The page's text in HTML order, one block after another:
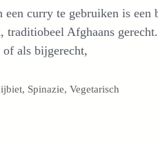
curry te gebruiken is een
traditiobeel Afghaans
als bijgerecht,
, Spinazie,Vegetarisch